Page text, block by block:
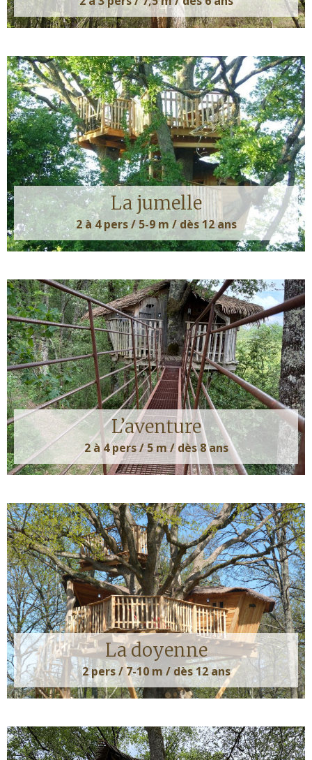
La jumelle
2 à 4 pers / 5-9 m / dès 12 ans
L’aventure
2 à 4 pers / 5 m / dès 8 ans
La doyenne
2 pers / 7-10 m / dès 12 ans